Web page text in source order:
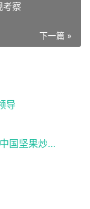
考察
下一篇 »
导
许昌智工参加安徽合肥2021第十五届中国坚果炒货展掠影